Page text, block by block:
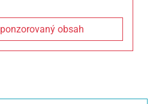
obsah